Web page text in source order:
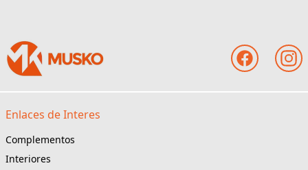
Enlaces de Interes
Complementos
Interiores